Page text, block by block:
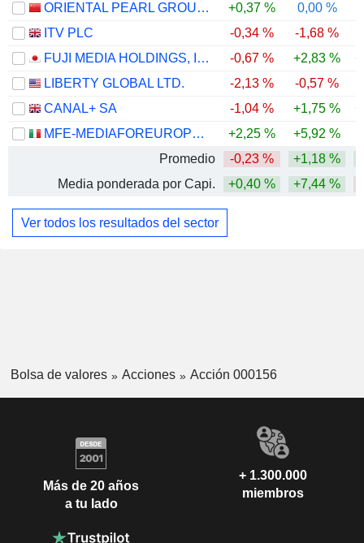
ORIENTAL PEARL GROUP CO.,LTD.
+0,37 % 0,00 %
ITV PLC
-0,34 % -1,68 %
FUJI MEDIA HOLDINGS, INC.
-0,67 % +2,83 %
LIBERTY GLOBAL LTD.
-2,13 % -0,57 %
CANAL+ SA
-1,04 % +1,75 %
MFE-MEDIAFOREUROPE N.V.
+2,25 % +5,92 %
Promedio
-0,23 % +1,18 %
Media ponderada por Capi.
+0,40 % +7,44 %
Ver todos los resultados del sector
Bolsa de valores Acciones Acción 000156
Más de 20 años
a tu lado
+ 1.300.000
miembros